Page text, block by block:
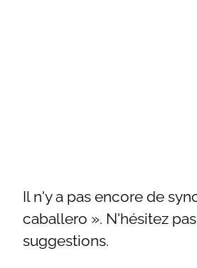
Il n'y a pas encore de
caballero ». N'hésitez
suggestions.